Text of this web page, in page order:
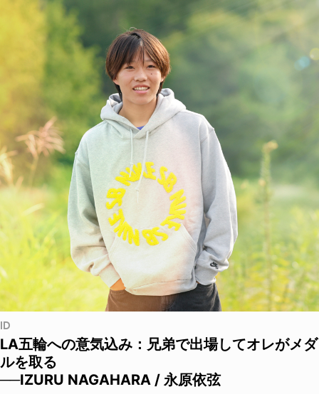
ID
LA五輪への意気込み：兄弟で出場してオレがメダ
ルを取る
──IZURU NAGAHARA / 永原依弦